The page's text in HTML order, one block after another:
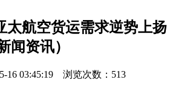
太航空货运需求逆势上扬
闻资讯）
16 03:45:19 浏览次数： 513